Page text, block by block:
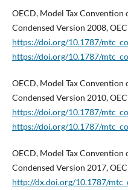
OECD, Model Tax Convention
Condensed Version 2008,
https://doi.org/10.1787/
https://doi.org/10.1787/
OECD, Model Tax Convention
Condensed Version 2010,
https://doi.org/10.1787/
https://doi.org/10.1787/
OECD, Model Tax Convention
Condensed Version 2017,
http://dx.doi.org/10.1787/